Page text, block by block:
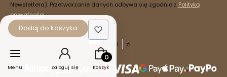
Newslettera). Przetwarzanie danych odbywa się zgodnie z Polityką
prywatności.
polski zł
Dodaj do koszyka
Menu Zaloguj się
Produkty w koszyku: 0. Zobacz
Koszyk